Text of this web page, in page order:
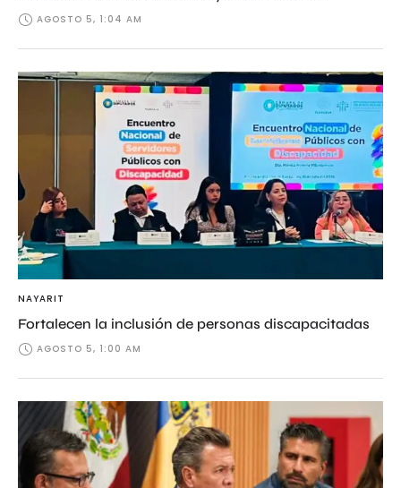
AGOSTO 5, 1:04 AM
NAYARIT
Fortalecen la inclusión de personas discapacitadas
AGOSTO 5, 1:00 AM